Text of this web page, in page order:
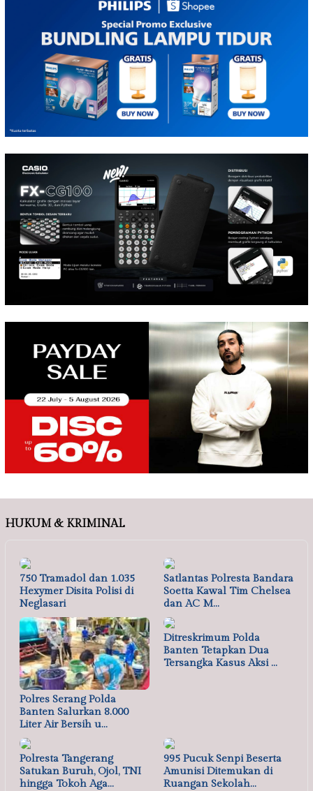
HUKUM & KRIMINAL
750 Tramadol dan 1.035
Hexymer Disita Polisi di
Neglasari
Satlantas Polresta Bandara
Soetta Kawal Tim Chelsea
dan AC M…
Polres Serang Polda
Banten Salurkan 8.000
Liter Air Bersih u…
Ditreskrimum Polda
Banten Tetapkan Dua
Tersangka Kasus Aksi …
Polresta Tangerang
Satukan Buruh, Ojol, TNI
hingga Tokoh Aga…
995 Pucuk Senpi Beserta
Amunisi Ditemukan di
Ruangan Sekolah…